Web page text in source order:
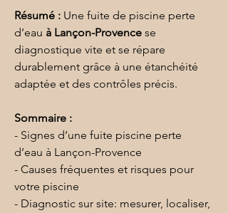
Résumé : Une fuite de piscine perte
d’eau à Lançon-Provence se
diagnostique vite et se répare
durablement grâce à une étanchéité
adaptée et des contrôles précis.
Sommaire :
- Signes d’une fuite piscine perte
d’eau à Lançon-Provence
- Causes fréquentes et risques pour
votre piscine
- Diagnostic sur site: mesurer, localiser,